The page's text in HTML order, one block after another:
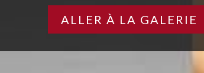
ALLER À LA GALERIE